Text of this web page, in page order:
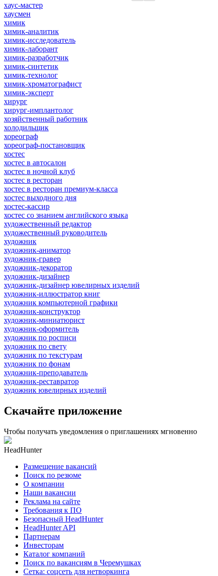
хаус-мастер
хаусмен
химик
химик-аналитик
химик-исследователь
химик-лаборант
химик-разработчик
химик-синтетик
химик-технолог
химик-хроматографист
химик-эксперт
хирург
хирург-имплантолог
хозяйственный работник
холодильщик
хореограф
хореограф-постановщик
хостес
хостес в автосалон
хостес в ночной клуб
хостес в ресторан
хостес в ресторан премиум-класса
хостес выходного дня
хостес-кассир
хостес со знанием английского языка
художественный редактор
художественный руководитель
художник
художник-аниматор
художник-гравер
художник-декоратор
художник-дизайнер
художник-дизайнер ювелирных изделий
художник-иллюстратор книг
художник компьютерной графики
художник-конструктор
художник-миниатюрист
художник-оформитель
художник по росписи
художник по свету
художник по текстурам
художник по фонам
художник-преподаватель
художник-реставратор
художник ювелирных изделий
Скачайте приложение
Чтобы получать уведомления о приглашениях мгновенно
HeadHunter
Размещение вакансий
Поиск по резюме
О компании
Наши вакансии
Реклама на сайте
Требования к ПО
Безопасный HeadHunter
HeadHunter API
Партнерам
Инвесторам
Каталог компаний
Поиск по вакансиям в Черемушках
Сетка: соцсеть для нетворкинга